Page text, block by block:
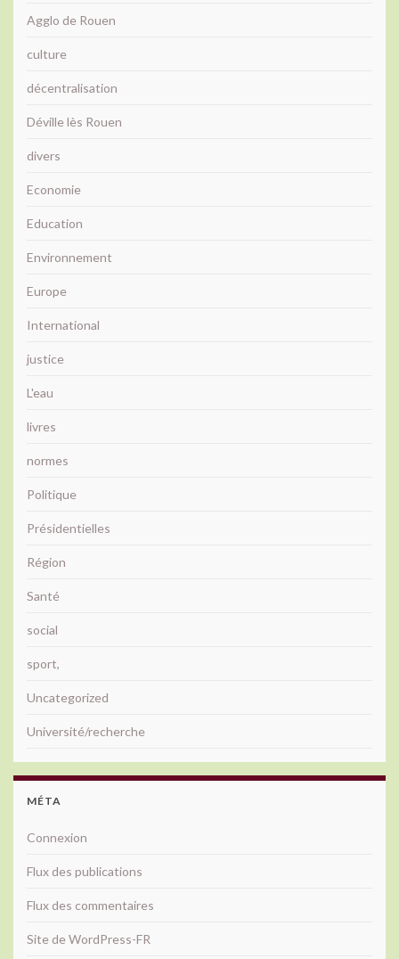
Agglo de Rouen
culture
décentralisation
Déville lès Rouen
divers
Economie
Education
Environnement
Europe
International
justice
L'eau
livres
normes
Politique
Présidentielles
Région
Santé
social
sport,
Uncategorized
Université/recherche
MÉTA
Connexion
Flux des publications
Flux des commentaires
Site de WordPress-FR